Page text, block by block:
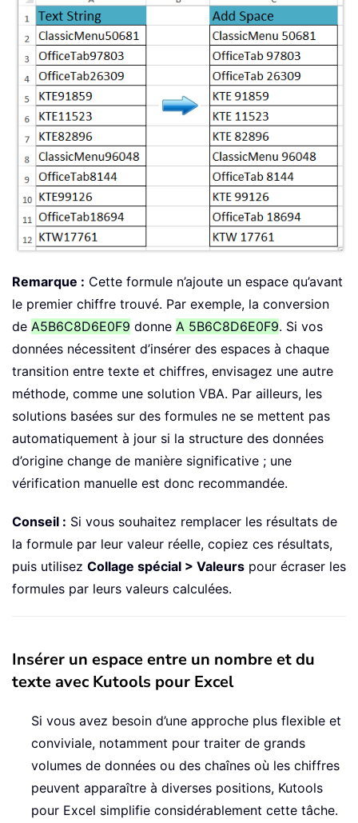
Remarque : Cette formule n’ajoute un espace qu’avant
le premier chiffre trouvé. Par exemple, la conversion
de A5B6C8D6E0F9 donne A 5B6C8D6E0F9. Si vos
données nécessitent d’insérer des espaces à chaque
transition entre texte et chiffres, envisagez une autre
méthode, comme une solution VBA. Par ailleurs, les
solutions basées sur des formules ne se mettent pas
automatiquement à jour si la structure des données
d’origine change de manière significative ; une
vérification manuelle est donc recommandée.
Conseil : Si vous souhaitez remplacer les résultats de
la formule par leur valeur réelle, copiez ces résultats,
puis utilisez Collage spécial > Valeurs pour écraser les
formules par leurs valeurs calculées.
Insérer un espace entre un nombre et du
texte avec Kutools pour Excel
Si vous avez besoin d’une approche plus flexible et
conviviale, notamment pour traiter de grands
volumes de données ou des chaînes où les chiffres
peuvent apparaître à diverses positions, Kutools
pour Excel simplifie considérablement cette tâche.